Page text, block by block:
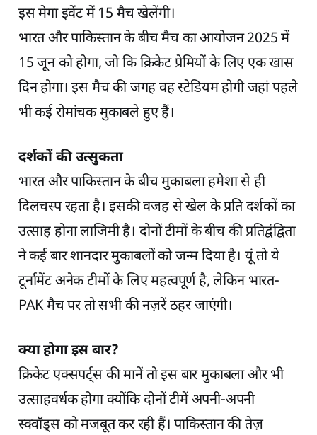
इस मेगा इवेंट में 15 मैच खेलेंगी।
भारत और पाकिस्तान के बीच मैच का आयोजन 2025 में
15 जून को होगा, जो कि क्रिकेट प्रेमियों के लिए एक खास
दिन होगा। इस मैच की जगह वह स्टेडियम होगी जहां पहले
भी कई रोमांचक मुकाबले हुए हैं।
दर्शकों की उत्सुकता
भारत और पाकिस्तान के बीच मुकाबला हमेशा से ही
दिलचस्प रहता है। इसकी वजह से खेल के प्रति दर्शकों का
उत्साह होना लाजिमी है। दोनों टीमों के बीच की प्रतिद्वंद्विता
ने कई बार शानदार मुकाबलों को जन्म दिया है। यूं तो ये
टूर्नामेंट अनेक टीमों के लिए महत्वपूर्ण है, लेकिन भारत-
PAK मैच पर तो सभी की नज़रें ठहर जाएंगी।
क्या होगा इस बार?
क्रिकेट एक्सपर्ट्स की मानें तो इस बार मुकाबला और भी
उत्साहवर्धक होगा क्योंकि दोनों टीमें अपनी-अपनी
स्क्वॉड्स को मजबूत कर रही हैं। पाकिस्तान की तेज़